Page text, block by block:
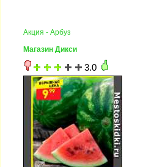
Акция - Арбуз
Магазин Дикси
3.0